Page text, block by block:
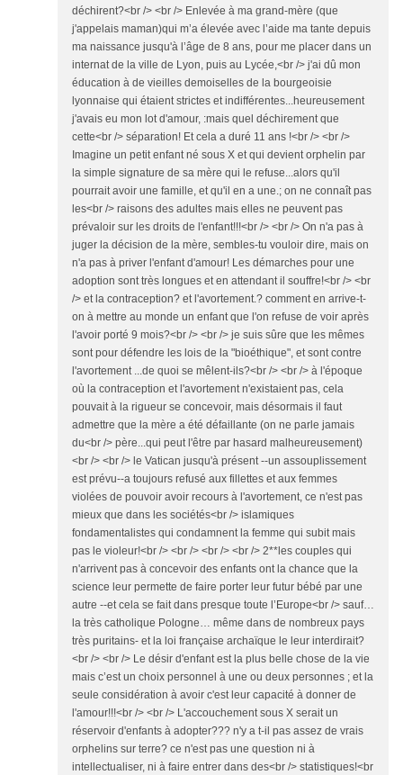
déchirent?<br /> <br /> Enlevée à ma grand-mère (que
j'appelais maman)qui m’a élevée avec l’aide ma tante depuis
ma naissance jusqu'à l’âge de 8 ans, pour me placer dans un
internat de la ville de Lyon, puis au Lycée,<br /> j'ai dû mon
éducation à de vieilles demoiselles de la bourgeoisie
lyonnaise qui étaient strictes et indifférentes...heureusement
j'avais eu mon lot d'amour, :mais quel déchirement que
cette<br /> séparation! Et cela a duré 11 ans !<br /> <br />
Imagine un petit enfant né sous X et qui devient orphelin par
la simple signature de sa mère qui le refuse...alors qu'il
pourrait avoir une famille, et qu'il en a une.; on ne connaît pas
les<br /> raisons des adultes mais elles ne peuvent pas
prévaloir sur les droits de l'enfant!!!<br /> <br /> On n'a pas à
juger la décision de la mère, sembles-tu vouloir dire, mais on
n'a pas à priver l'enfant d'amour! Les démarches pour une
adoption sont très longues et en attendant il souffre!<br /> <br
/> et la contraception? et l'avortement.? comment en arrive-t-
on à mettre au monde un enfant que l'on refuse de voir après
l'avoir porté 9 mois?<br /> <br /> je suis sûre que les mêmes
sont pour défendre les lois de la "bioéthique", et sont contre
l'avortement ...de quoi se mêlent-ils?<br /> <br /> à l'époque
où la contraception et l'avortement n'existaient pas, cela
pouvait à la rigueur se concevoir, mais désormais il faut
admettre que la mère a été défaillante (on ne parle jamais
du<br /> père...qui peut l'être par hasard malheureusement)
<br /> <br /> le Vatican jusqu'à présent --un assouplissement
est prévu--a toujours refusé aux fillettes et aux femmes
violées de pouvoir avoir recours à l'avortement, ce n'est pas
mieux que dans les sociétés<br /> islamiques
fondamentalistes qui condamnent la femme qui subit mais
pas le violeur!<br /> <br /> <br /> <br /> 2**les couples qui
n'arrivent pas à concevoir des enfants ont la chance que la
science leur permette de faire porter leur futur bébé par une
autre --et cela se fait dans presque toute l’Europe<br /> sauf…
la très catholique Pologne… même dans de nombreux pays
très puritains- et la loi française archaïque le leur interdirait?
<br /> <br /> Le désir d'enfant est la plus belle chose de la vie
mais c’est un choix personnel à une ou deux personnes ; et la
seule considération à avoir c'est leur capacité à donner de
l'amour!!!<br /> <br /> L'accouchement sous X serait un
réservoir d'enfants à adopter??? n'y a t-il pas assez de vrais
orphelins sur terre? ce n'est pas une question ni à
intellectualiser, ni à faire entrer dans des<br /> statistiques!<br